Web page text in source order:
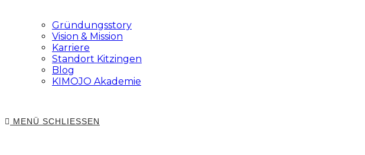
Gründungsstory
Vision & Mission
Karriere
Standort Kitzingen
Blog
KIMOJO Akademie
MENÜ SCHLIESSEN